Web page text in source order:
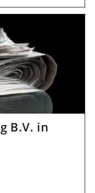
B.V. in